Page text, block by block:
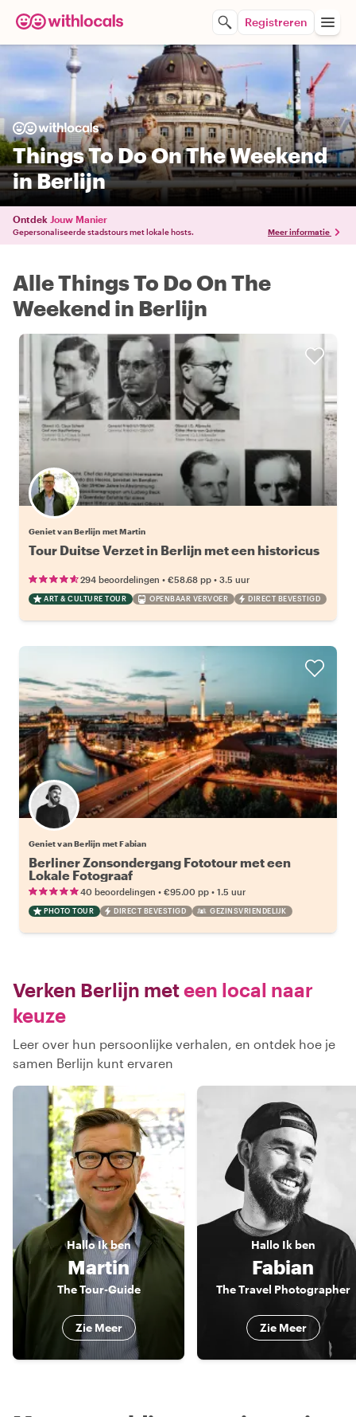
Registreren
Things To Do On The Weekend
in Berlijn
Ontdek Jouw Manier
Gepersonaliseerde stadstours met lokale hosts. Meer informatie
Alle Things To Do On The
Weekend in Berlijn
Geniet van Berlijn met Martin
Tour Duitse Verzet in Berlijn met een historicus
294 beoordelingen • €58.68 pp • 3.5 uur
ART & CULTURE TOUR OPENBAAR VERVOER DIRECT BEVESTIGD
Geniet van Berlijn met Fabian
Berliner Zonsondergang Fototour met een
Lokale Fotograaf
40 beoordelingen • €95.00 pp • 1.5 uur
PHOTO TOUR DIRECT BEVESTIGD GEZINSVRIENDELIJK
Verken Berlijn meteen local naar
keuze
Leer over hun persoonlijke verhalen, en ontdek hoe je
samen Berlijn kunt ervaren
HalloIk ben
Martin
The Tour-Guide
Zie Meer
Hallo Ik ben
Fabian
The Travel Photographer
Zie Meer